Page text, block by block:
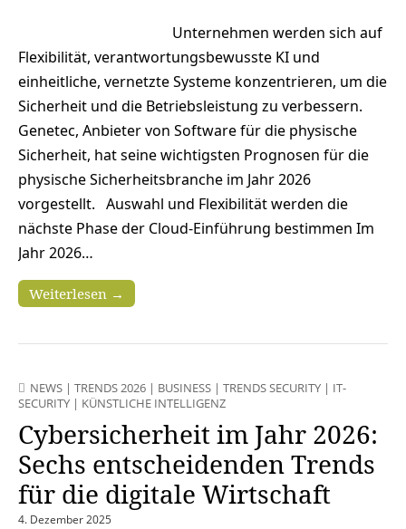
Unternehmen werden sich auf
Flexibilität, verantwortungsbewusste KI und
einheitliche, vernetzte Systeme konzentrieren, um die
Sicherheit und die Betriebsleistung zu verbessern.
Genetec, Anbieter von Software für die physische
Sicherheit, hat seine wichtigsten Prognosen für die
physische Sicherheitsbranche im Jahr 2026
vorgestellt. Auswahl und Flexibilität werden die
nächste Phase der Cloud-Einführung bestimmen Im
Jahr 2026…
Weiterlesen →
NEWS | TRENDS 2026 | BUSINESS | TRENDS SECURITY | IT-
SECURITY | KÜNSTLICHE INTELLIGENZ
Cybersicherheit im Jahr 2026:
Sechs entscheidenden Trends
für die digitale Wirtschaft
4. Dezember 2025